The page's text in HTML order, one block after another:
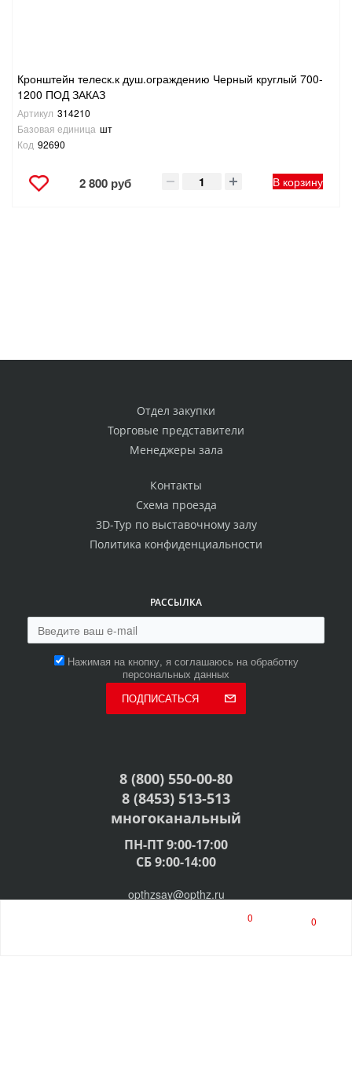
Кронштейн телеск.к душ.ограждению Черный круглый 700-
1200 ПОД ЗАКАЗ
Артикул 314210
Базовая единица шт
Код 92690
2 800 руб В корзину
Отдел закупки
Торговые представители
Менеджеры зала
Контакты
Схема проезда
3D-Тур по выставочному залу
Политика конфиденциальности
РАССЫЛКА
Нажимая на кнопку, я соглашаюсь на обработку
персональных данных
ПОДПИСАТЬСЯ
8 (800) 550-00-80
8 (8453) 513-513
многоканальный
ПН-ПТ 9:00-17:00
СБ 9:00-14:00
opthzsay@opthz.ru
0 0